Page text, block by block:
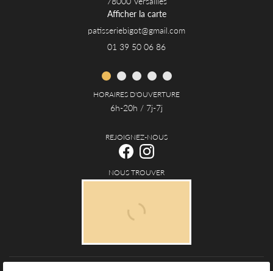
Afficher la carte
01 39 50 06 86
HORAIRES D'OUVERTURE
6h-20h / 7j-7j
REJOIGNEZ-NOUS
NOUS TROUVER